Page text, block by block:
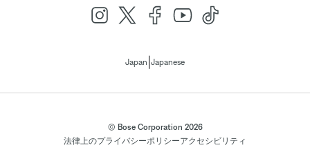
Japan Japanese
© Bose Corporation 2026
法律上のプライバシーポリシーアクセシビリティ